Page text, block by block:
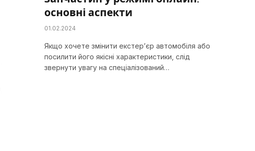
основні аспекти
01.02.2024
Якщо хочете змінити екстер’єр автомобіля або
посилити його якісні характеристики, слід
звернути увагу на спеціалізований…